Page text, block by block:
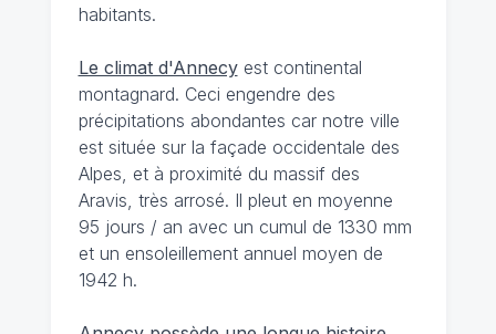
habitants.
Le climat d'Annecyest continental
montagnard. Ceci engendre des
précipitations abondantes car notre ville
est située sur la façade occidentale des
Alpes, et à proximité du massif des
Aravis, très arrosé. Il pleut en moyenne
95 jours / an avec un cumul de 1330 mm
et un ensoleillement annuel moyen de
1942 h.